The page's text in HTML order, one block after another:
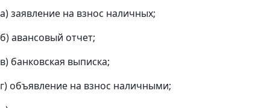
а) заявление на взнос наличных;
б) авансовый отчет;
в) банковская выписка;
г) объявление на взнос наличными;